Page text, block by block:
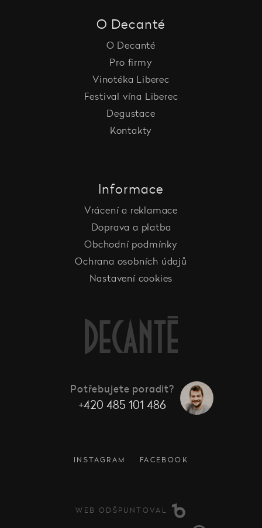
O Decanté
O Decanté
Pro firmy
Vinotéka Liberec
Festival vína Liberec
Degustace
Kontakty
Informace
Vrácení a reklamace
Doprava a platba
Obchodní podmínky
Ochrana osobních údajů
Nastavení cookies
Potřebujete poradit?
+420 485 101 486
INSTAGRAM FACEBOOK
WEB ODŠPUNTOVAL